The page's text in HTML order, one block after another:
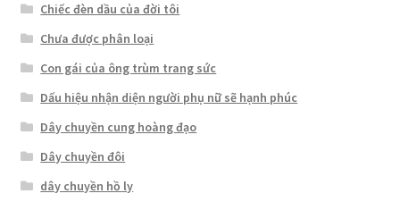
Chiếc đèn dầu của đời tôi
Chưa được phân loại
Con gái của ông trùm trang sức
Dấu hiệu nhận diện người phụ nữ sẽ hạnh phúc
Dây chuyền cung hoàng đạo
Dây chuyền đôi
dây chuyền hồ ly